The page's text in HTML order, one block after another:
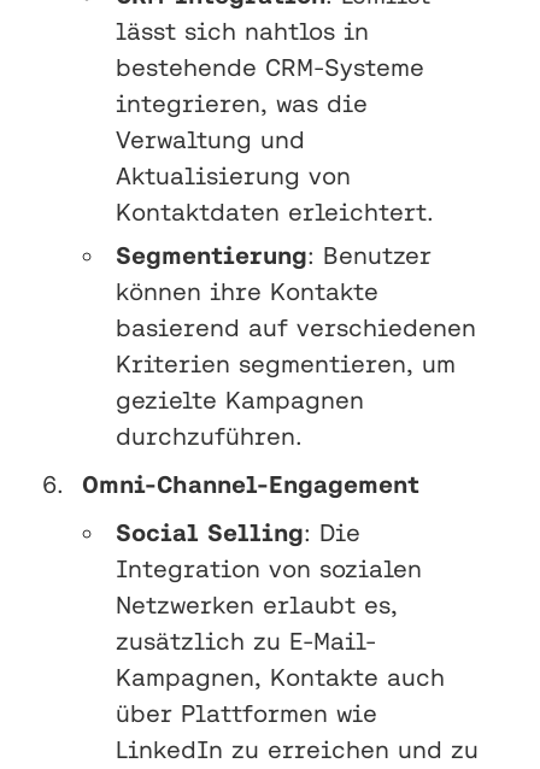
lässt sich nahtlos in
bestehende CRM-Systeme
integrieren, was die
Verwaltung und
Aktualisierung von
Kontaktdaten erleichtert.
Segmentierung: Benutzer
können ihre Kontakte
basierend auf verschiedenen
Kriterien segmentieren, um
gezielte Kampagnen
durchzuführen.
Omni-Channel-Engagement
Social Selling: Die
Integration von sozialen
Netzwerken erlaubt es,
zusätzlich zu E-Mail-
Kampagnen, Kontakte auch
über Plattformen wie
LinkedIn zu erreichen und zu